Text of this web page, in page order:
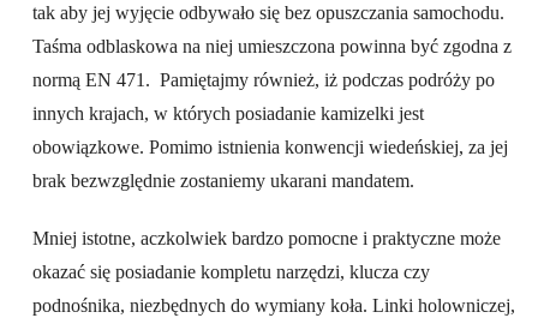
tak aby jej wyjęcie odbywało się bez opuszczania samochodu.
Taśma odblaskowa na niej umieszczona powinna być zgodna z
normą EN 471. Pamiętajmy również, iż podczas podróży po
innych krajach, w których posiadanie kamizelki jest
obowiązkowe. Pomimo istnienia konwencji wiedeńskiej, za jej
brak bezwzględnie zostaniemy ukarani mandatem.
Mniej istotne, aczkolwiek bardzo pomocne i praktyczne może
okazać się posiadanie kompletu narzędzi, klucza czy
podnośnika, niezbędnych do wymiany koła. Linki holowniczej,